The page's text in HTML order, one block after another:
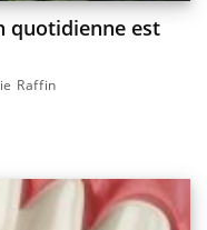
quotidienne est
Raffin